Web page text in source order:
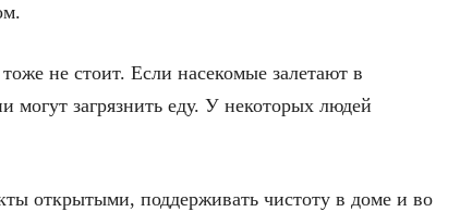
не стоит. Если насекомые залетают в
могут загрязнить еду. У некоторых людей
открытыми, поддерживать чистоту в доме и во